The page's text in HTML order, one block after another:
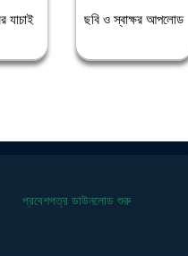
যাচাই ছবি ও স্বাক্ষর আপলোড
প্রবেশপত্র ডাউনলোড শুরু